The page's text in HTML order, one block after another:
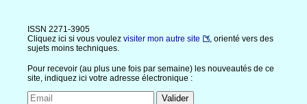
ISSN 2271-3905
Cliquez ici si vous voulez visiter mon autre site
, orienté vers des
sujets moins techniques.
Pour recevoir (au plus une fois par semaine) les nouveautés de ce
site, indiquez ici votre adresse électronique :